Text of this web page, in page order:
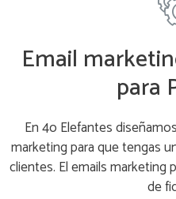
Email
para
En 4o Elefantes
marketing para que tengas
clientes. El emails marketing
de